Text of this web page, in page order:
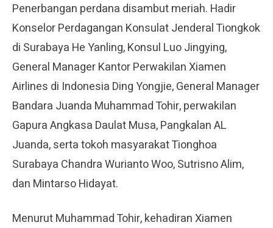
Penerbangan perdana disambut meriah. Hadir
Konselor Perdagangan Konsulat Jenderal Tiongkok
di Surabaya He Yanling, Konsul Luo Jingying,
General Manager Kantor Perwakilan Xiamen
Airlines di Indonesia Ding Yongjie, General Manager
Bandara Juanda Muhammad Tohir, perwakilan
Gapura Angkasa Daulat Musa, Pangkalan AL
Juanda, serta tokoh masyarakat Tionghoa
Surabaya Chandra Wurianto Woo, Sutrisno Alim,
dan Mintarso Hidayat.
Menurut Muhammad Tohir, kehadiran Xiamen